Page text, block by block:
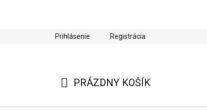
ochrany osobných údajov Zľava 10 % na prvý nákup
Prihlásenie Registrácia
PRÁZDNY KOŠÍK